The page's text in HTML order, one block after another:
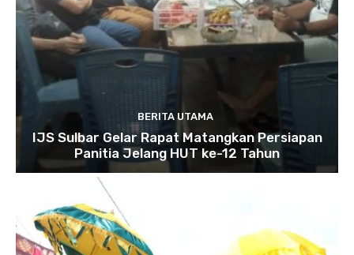
BERITA UTAMA
IJS Sulbar Gelar Rapat Matangkan Persiapan
Panitia Jelang HUT ke-12 Tahun